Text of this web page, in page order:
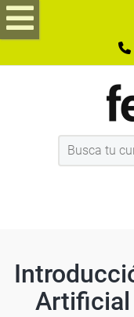
Artificial